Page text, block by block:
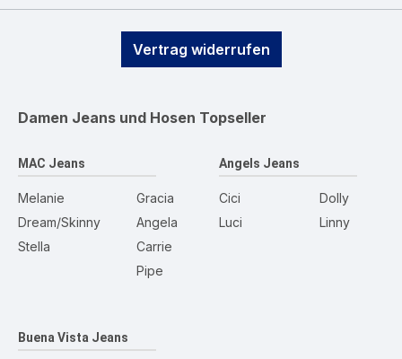
Vertrag widerrufen
Damen Jeans und Hosen Topseller
MAC Jeans
Melanie
Dream/Skinny
Stella
Gracia
Angela
Carrie
Pipe
Angels Jeans
Cici
Luci
Dolly
Linny
Buena Vista Jeans